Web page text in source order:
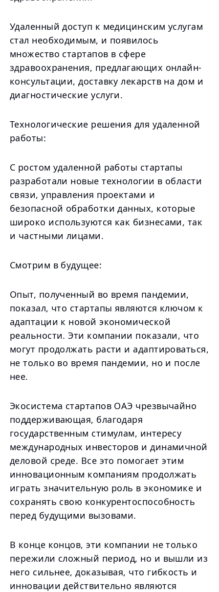
Удаленный доступ к медицинским услугам
стал необходимым, и появилось
множество стартапов в сфере
здравоохранения, предлагающих онлайн-
консультации, доставку лекарств на дом и
диагностические услуги.
Технологические решения для удаленной
работы:
С ростом удаленной работы стартапы
разработали новые технологии в области
связи, управления проектами и
безопасной обработки данных, которые
широко используются как бизнесами, так
и частными лицами.
Смотрим в будущее:
Опыт, полученный во время пандемии,
показал, что стартапы являются ключом к
адаптации к новой экономической
реальности. Эти компании показали, что
могут продолжать расти и адаптироваться,
не только во время пандемии, но и после
нее.
Экосистема стартапов ОАЭ чрезвычайно
поддерживающая, благодаря
государственным стимулам, интересу
международных инвесторов и динамичной
деловой среде. Все это помогает этим
инновационным компаниям продолжать
играть значительную роль в экономике и
сохранять свою конкурентоспособность
перед будущими вызовами.
В конце концов, эти компании не только
пережили сложный период, но и вышли из
него сильнее, доказывая, что гибкость и
инновации действительно являются